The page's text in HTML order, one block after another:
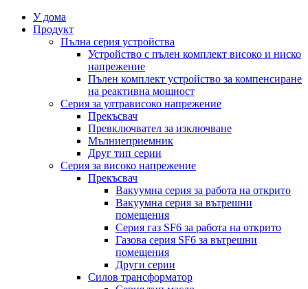
У дома
Продукт
Пълна серия устройства
Устройство с пълен комплект високо и ниско
напрежение
Пълен комплект устройство за компенсиране
на реактивна мощност
Серия за ултрависоко напрежение
Прекъсвач
Превключвател за изключване
Мълниеприемник
Друг тип серии
Серия за високо напрежение
Прекъсвач
Вакуумна серия за работа на открито
Вакуумна серия за вътрешни
помещения
Серия газ SF6 за работа на открито
Газова серия SF6 за вътрешни
помещения
Други серии
Силов трансформатор